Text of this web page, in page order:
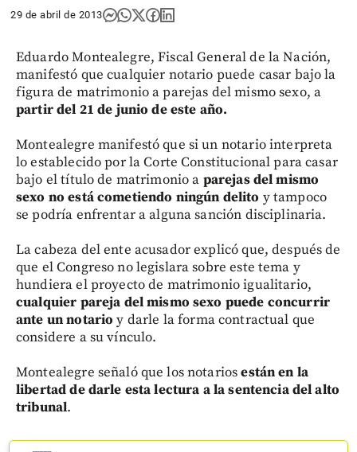
29 de abril de 2013
Eduardo Montealegre, Fiscal General de la Nación,
manifestó que cualquier notario puede casar bajo la
figura de matrimonio a parejas del mismo sexo, a
partir del 21 de junio de este año.
Montealegre manifestó que si un notario interpreta
lo establecido por la Corte Constitucional para casar
bajo el título de matrimonio a parejas del mismo
sexo no está cometiendo ningún delito y tampoco
se podría enfrentar a alguna sanción disciplinaria.
La cabeza del ente acusador explicó que, después de
que el Congreso no legislara sobre este tema y
hundiera el proyecto de matrimonio igualitario,
cualquier pareja del mismo sexo puede concurrir
ante un notario y darle la forma contractual que
considere a su vínculo.
Montealegre señaló que los notariosestán en la
libertad de darle esta lectura a la sentencia del alto
tribunal.